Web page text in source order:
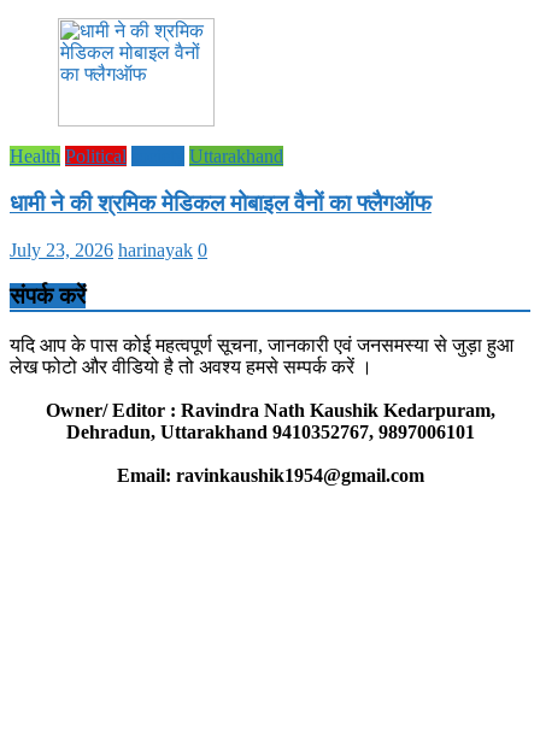
Health Political Uttarakhand
धामी ने की श्रमिक मेडिकल मोबाइल वैनों का फ्लैगऑफ
July 23, 2026 harinayak 0
संपर्क करें
यदि आप के पास कोई महत्वपूर्ण सूचना, जानकारी एवं जनसमस्या से जुड़ा हुआ
लेख फोटो और वीडियो है तो अवश्य हमसे सम्पर्क करें ।
Owner/ Editor : Ravindra Nath Kaushik Kedarpuram,
Dehradun, Uttarakhand 9410352767, 9897006101
Email: ravinkaushik1954@gmail.com